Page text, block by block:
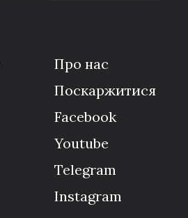
Про нас
Поскаржитися
Facebook
Youtube
Telegram
Instagram